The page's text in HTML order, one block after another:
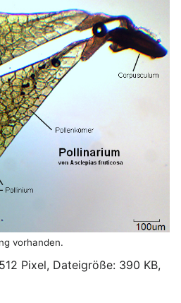
vorhanden.
Pixel, Dateigröße: 390 KB,